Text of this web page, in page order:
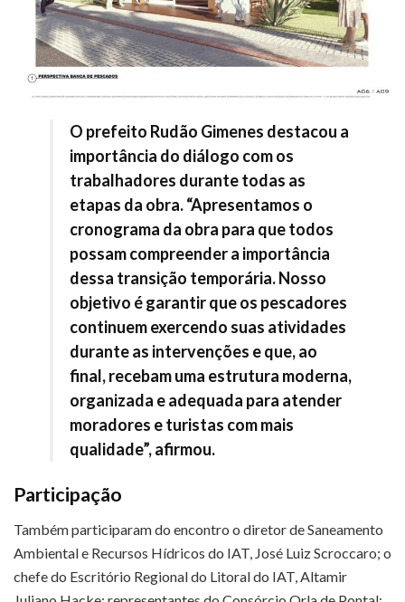
O prefeito Rudão Gimenes destacou a
importância do diálogo com os
trabalhadores durante todas as
etapas da obra. “Apresentamos o
cronograma da obra para que todos
possam compreender a importância
dessa transição temporária. Nosso
objetivo é garantir que os pescadores
continuem exercendo suas atividades
durante as intervenções e que, ao
final, recebam uma estrutura moderna,
organizada e adequada para atender
moradores e turistas com mais
qualidade”, afirmou.
Participação
Também participaram do encontro o diretor de Saneamento
Ambiental e Recursos Hídricos do IAT, José Luiz Scroccaro; o
chefe do Escritório Regional do Litoral do IAT,Altamir